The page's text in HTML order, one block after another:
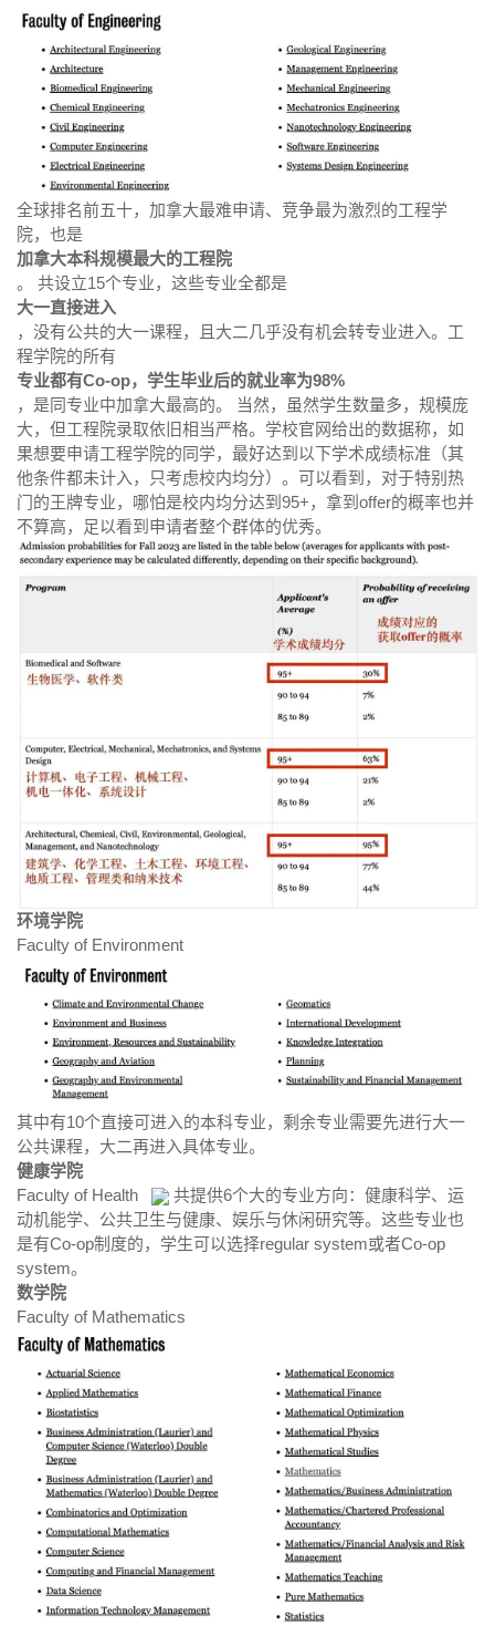
全球排名前五十，加拿大最难申请、竞争最为激烈的工程学
院，也是
加拿大本科规模最大的工程院
。 共设立15个专业，这些专业全都是
大一直接进入
，没有公共的大一课程，且大二几乎没有机会转专业进入。工
程学院的所有
专业都有Co-op，学生毕业后的就业率为98%
，是同专业中加拿大最高的。 当然，虽然学生数量多，规模庞
大，但工程院录取依旧相当严格。学校官网给出的数据称，如
果想要申请工程学院的同学，最好达到以下学术成绩标准（其
他条件都未计入，只考虑校内均分）。可以看到，对于特别热
门的王牌专业，哪怕是校内均分达到95+，拿到offer的概率也并
不算高，足以看到申请者整个群体的优秀。
环境学院
Faculty of Environment
其中有10个直接可进入的本科专业，剩余专业需要先进行大一
公共课程，大二再进入具体专业。
健康学院
Faculty of Health
共提供6个大的专业方向：健康科学、运
动机能学、公共卫生与健康、娱乐与休闲研究等。这些专业也
是有Co-op制度的，学生可以选择regular system或者Co-op
system。
数学院
Faculty of Mathematics